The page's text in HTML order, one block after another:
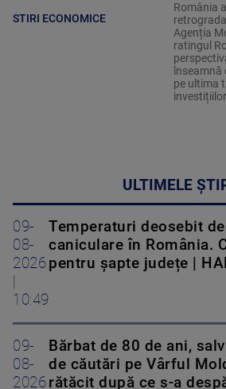
STIRI ECONOMICE
România
Agenția
ratingul
înseamnă
pe ultima
ULTIMELE
09-
08-
2026
10:49
Temperaturi deosebit
caniculare în România.
pentru șapte județe |
09-
08-
2026
Bărbat de 80 de ani,
de căutări pe Vârful
rătăcit după ce s-a